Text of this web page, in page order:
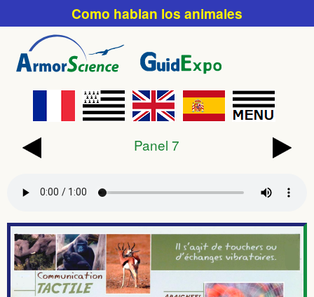
Como hablan los animales
Panel 7